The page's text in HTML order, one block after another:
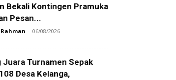
Bekali Kontingen Pramuka
Pesan...
- 06/08/2026
Juara Turnamen Sepak
Desa Kelanga,